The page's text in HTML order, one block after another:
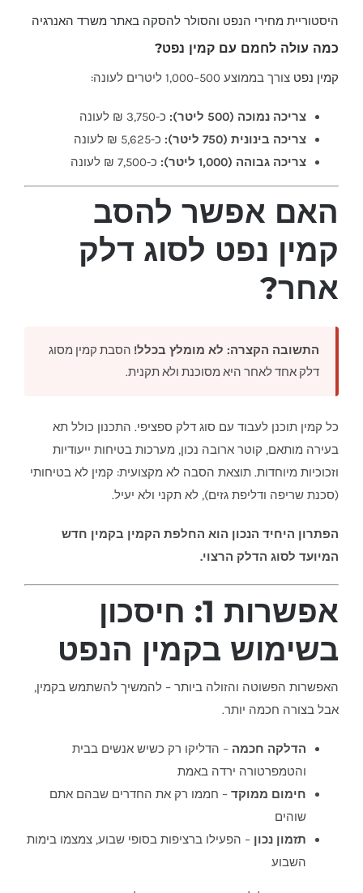
היסטוריית מחירי הנפט והסולר להסקה באתר משרד האנרגיה
כמה עולה לחמם עם קמין נפט?
קמין נפטצורך בממוצע 500–1,000 ליטרים לעונה:
צריכה נמוכה (500 ליטר):
כ-3,750 ₪ לעונה
צריכה בינונית (750 ליטר):
כ-5,625 ₪ לעונה
צריכה גבוהה (1,000 ליטר):
כ-7,500 ₪ לעונה
האם אפשר להסב
קמין נפט לסוג דלק
אחר?
התשובה הקצרה: לא מומלץ בכלל!הסבת קמין מסוג
דלק אחד לאחר היא מסוכנת ולא תקנית.
כל קמין תוכנן לעבוד עם סוג דלק ספציפי. התכנון כולל תא
בעירה מותאם, קוטר ארובה נכון, מערכות בטיחות ייעודיות
וזכוכיות מיוחדות. תוצאת הסבה לא מקצועית: קמין לא בטיחותי
(סכנת שריפה ודליפת גזים), לא תקני ולא יעיל.
הפתרון היחיד הנכון הוא החלפת הקמין בקמין חדש
המיועד לסוג הדלק הרצוי.
אפשרות 1: חיסכון
בשימוש בקמין הנפט
האפשרות הפשוטה והזולה ביותר – להמשיך להשתמש בקמין,
אבל בצורה חכמה יותר.
הדלקה חכמה– הדליקו רק כשיש אנשים בבית
והטמפרטורה ירדה באמת
חימום ממוקד– חממו רק את החדרים שבהם אתם
שוהים
תזמון נכון– הפעילו ברציפות בסופי שבוע, צמצמו בימות
השבוע